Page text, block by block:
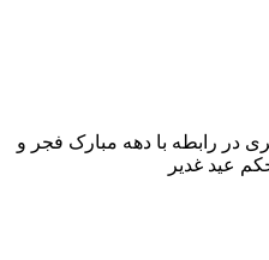
در رابطه با دهه مبارک فجر و